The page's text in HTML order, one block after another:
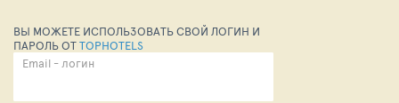
ВЫ МОЖЕТЕ ИСПОЛЬЗОВАТЬ СВОЙ ЛОГИН И
ПАРОЛЬ ОТTOPHOTELS
Email - логин